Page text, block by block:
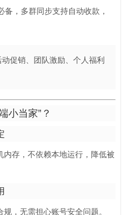
备，多群同步支持自动收款，
促销、团队激励、个人福利
小当家”？
内存，不依赖本地运行，降低被
，无需担心账号安全问题。